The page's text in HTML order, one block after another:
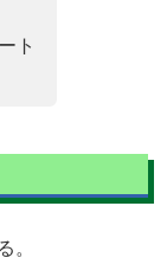
ト
。